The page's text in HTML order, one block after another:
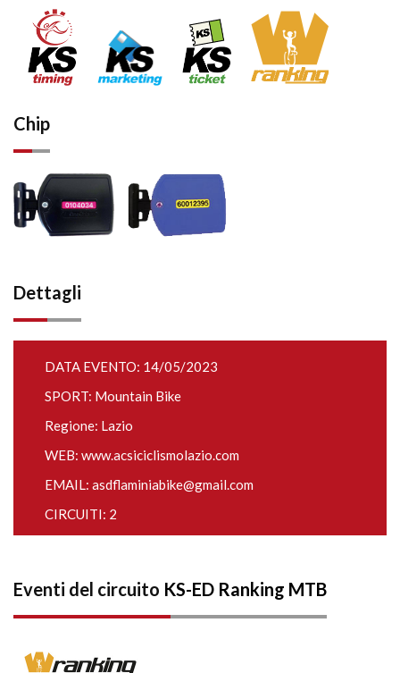
Chip
Dettagli
DATA EVENTO: 14/05/2023
SPORT: Mountain Bike
Regione: Lazio
WEB: www.acsiciclismolazio.com
EMAIL: asdflaminiabike@gmail.com
CIRCUITI: 2
Eventi del circuito KS-ED Ranking MTB